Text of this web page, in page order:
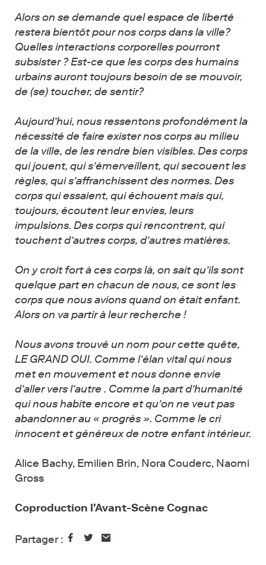
Alors on se demande quel espace de liberté
restera bientôt pour nos corps dans la ville?
Quelles interactions corporelles pourront
subsister ? Est-ce que les corps des humains
urbains auront toujours besoin de se mouvoir,
de (se) toucher, de sentir?
Aujourd’hui, nous ressentons profondément la
nécessité de faire exister nos corps au milieu
de la ville, de les rendre bien visibles. Des corps
qui jouent, qui s’émerveillent, qui secouent les
règles, qui s’affranchissent des normes. Des
corps qui essaient, qui échouent mais qui,
toujours, écoutent leur envies, leurs
impulsions. Des corps qui rencontrent, qui
touchent d’autres corps, d’autres matières.
On y croit fort à ces corps là, on sait qu’ils sont
quelque part en chacun de nous, ce sont les
corps que nous avions quand on était enfant.
Alors on va partir à leur recherche !
Nous avons trouvé un nom pour cette quête,
LE GRAND OUI. Comme l’élan vital qui nous
met en mouvement et nous donne envie
d’aller vers l’autre . Comme la part d’humanité
qui nous habite encore et qu’on ne veut pas
abandonner au « progrès ». Comme le cri
innocent et généreux de notre enfant intérieur.
Alice Bachy, Emilien Brin, Nora Couderc, Naomi
Gross
Coproduction l'Avant-Scène Cognac
Partager :